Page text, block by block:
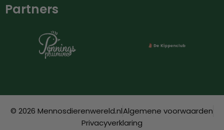
Partners
© 2026 Mennosdierenwereld.nlAlgemene voorwaarden
Privacyverklaring